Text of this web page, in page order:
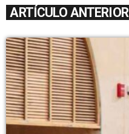
ARTÍCULO ANTERIOR